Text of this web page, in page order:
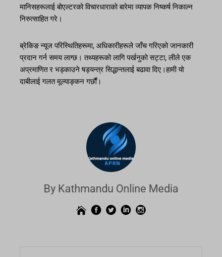
मानिसहरूलाई बोएल्टरको विचारधाराको बारेमा व्यापक निष्कर्ष निकाल्न
निरुत्साहित गरे।
ब्रेकिङ न्यूज परिस्थितिहरूमा, अधिकारीहरूले जाँच गरिएको जानकारी
प्रदान गर्न समय लाग्छ। तथ्यहरूको लागि पर्खनुको सट्टा, लीले एक
अप्रमाणित र भड्काउने षड्यन्त्र सिद्धान्तलाई बढावा दिए।हामी यो
दाबीलाई गलत मूल्याङ्कन गर्छौं।
By Kathmandu Online Media